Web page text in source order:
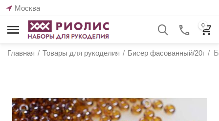
Москва
0
Главная / Товары для рукоделия / Бисер фасованный/20г /